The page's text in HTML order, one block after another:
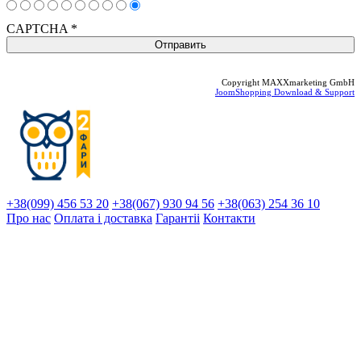
CAPTCHA *
Copyright MAXXmarketing GmbH
JoomShopping Download & Support
+38(099) 456 53 20 +38(067) 930 94 56 +38(063) 254 36 10
Про нас Оплата і доставка Гарантіi Контакти